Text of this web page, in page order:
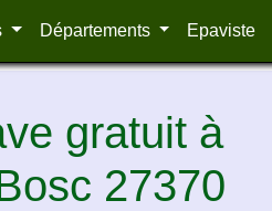
Départements Epaviste
gratuit à
27370